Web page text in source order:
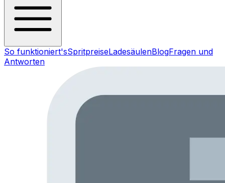
So funktioniert'sSpritpreiseLadesäulenBlogFragen und
Antworten